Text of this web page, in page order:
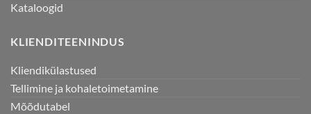
Kataloogid
KLIENDITEENINDUS
Kliendikülastused
Tellimine ja kohaletoimetamine
Mõõdutabel